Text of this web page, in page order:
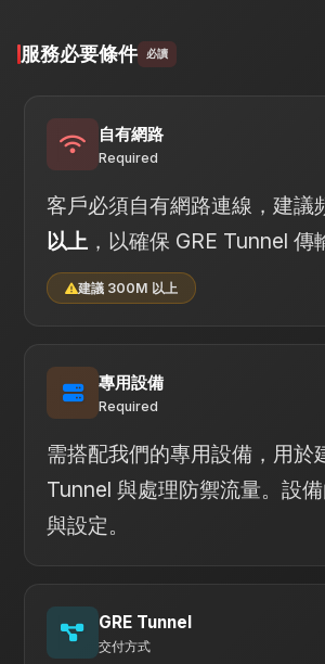
服務必要條件 必讀
自有網路
Required
客戶必須自有網路連線，建議
以上 ，以確保 GRE Tunnel 傳
建議 300M 以上
專用設備
Required
需搭配我們的專用設備，用於
Tunnel 與處理防禦流量。設
與設定。
GRE Tunnel
交付方式